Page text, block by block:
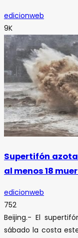
edicionweb
9K
Supertifón
al menos 18
edicionweb
752
Beijing.- El
sábado la costa